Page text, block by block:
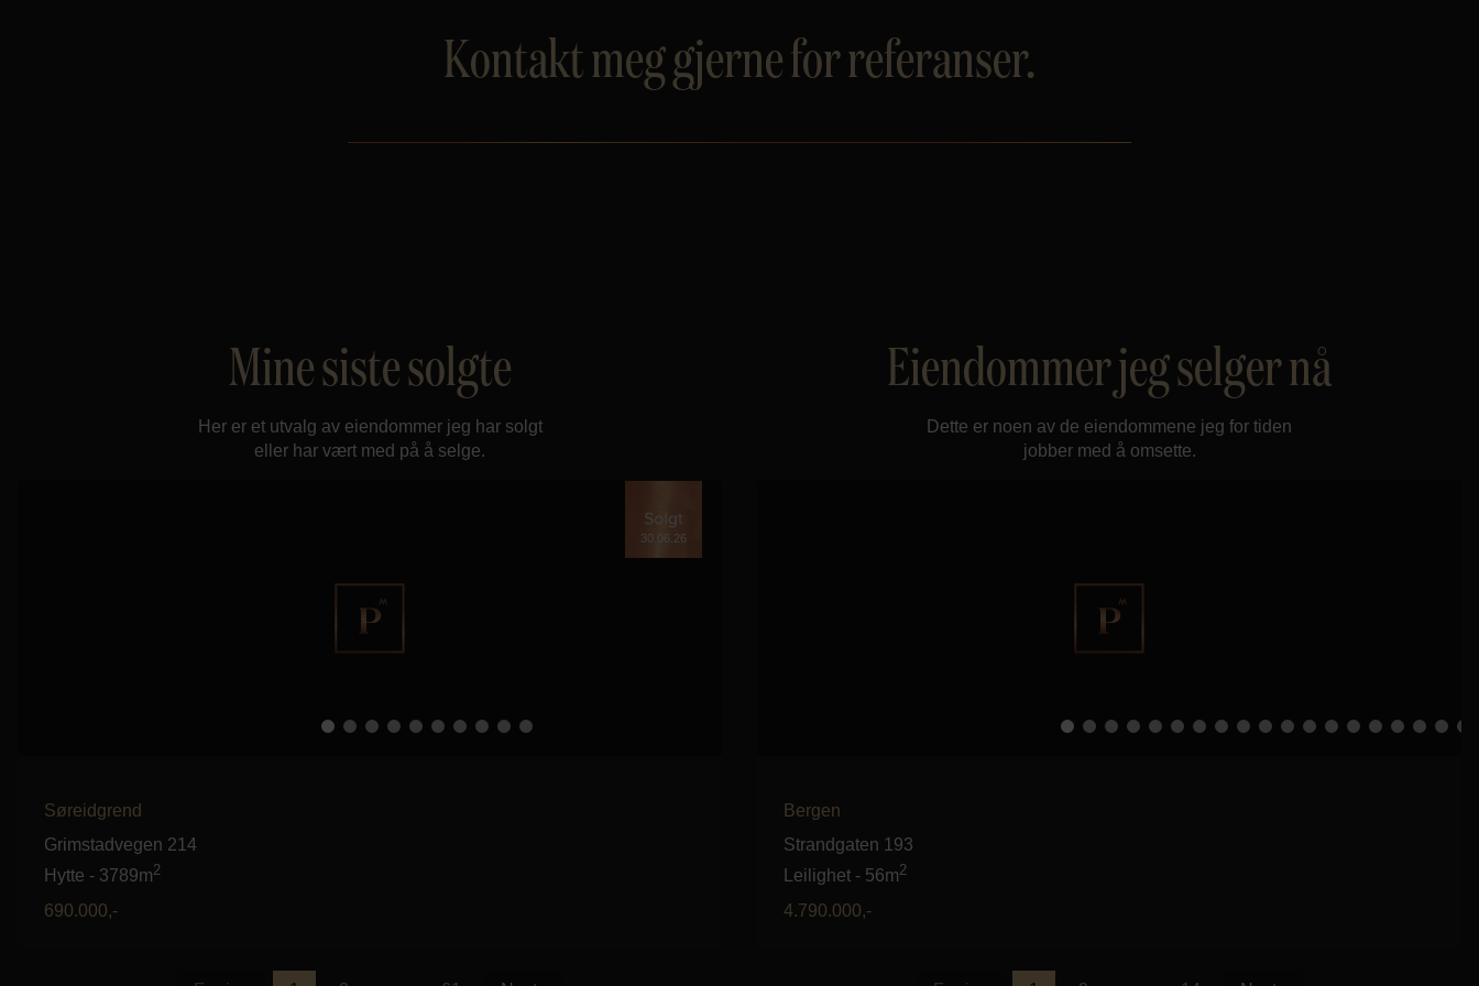
Kontakt meg gjerne for referanser.
Mine siste solgte
Her er et utvalg av eiendommer jeg har solgt
eller har vært med på å selge.
30.06.26
Søreidgrend
Grimstadvegen 214
Hytte - 3789m2
690.000,-
Eiendommer jeg selger nå
Dette er noen av de eiendommene jeg for tiden
jobber med å omsette.
Bergen
Strandgaten 193
Leilighet - 56m2
4.790.000,-